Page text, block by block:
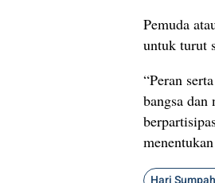
Pemuda
untuk turut
“Peran
bangsa